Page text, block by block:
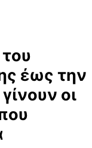
έως την
οι